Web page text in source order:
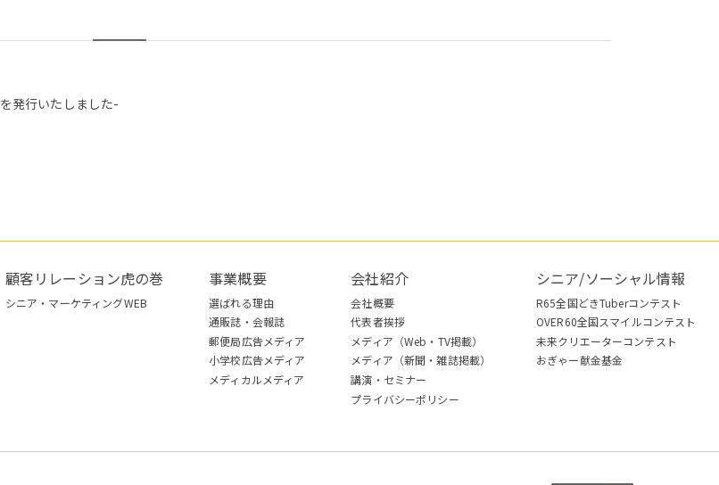
を発行いたしました-
顧客リレーション虎の巻
シニア・マーケティングWEB
事業概要
選ばれる理由
通販誌・会報誌
郵便局広告メディア
小学校広告メディア
メディカルメディア
会社紹介
会社概要
代表者挨拶
メディア（Web・TV掲載）
メディア（新聞・雑誌掲載）
講演・セミナー
プライバシーポリシー
シニア/ソーシャル情報
R65全国どきTuberコンテスト
OVER60全国スマイルコンテスト
未来クリエーターコンテスト
おぎゃー献金基金